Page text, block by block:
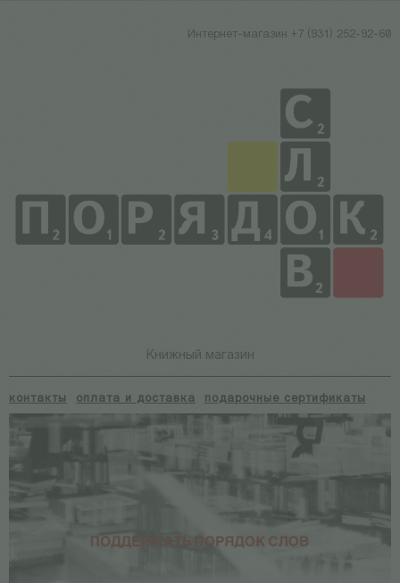
Интернет-магазин +7 (931) 252-92-60
Книжный магазин
контакты оплата и доставка подарочные сертификаты